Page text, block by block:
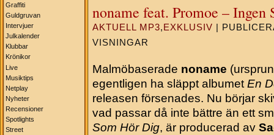
Graffiti
Guldgruvan
Intervjuer
Julkalender
Klubbar
Krönikor
Live
Musiktips
Netplay
Nyheter
Recensioner
Spotlights
Street
noname feat. Promoe – Ingen
AKTUELL MP3, EXKLUSIV |
VISNINGAR
Malmöbaserade noname
egentligen ha släppt albumet En
releasen försenades. Nu börjar
vad passar då inte bättre än ett
Som Hör Dig, är producerad av